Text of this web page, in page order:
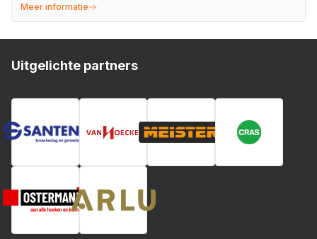
Meer informatie
Uitgelichte partners